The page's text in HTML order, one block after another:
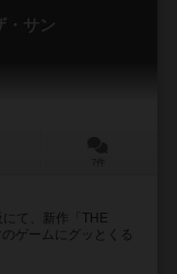
・サン
て、新作「THE
ゲームにグッとくる